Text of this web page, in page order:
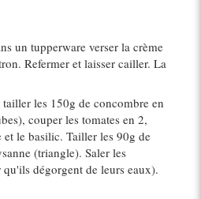
un tupperware verser la crème
Refermer et laisser cailler. La
tailler les 150g de concombre en
couper les tomates en 2,
et le basilic. Tailler les 90g de
(triangle). Saler les
dégorgent de leurs eaux).